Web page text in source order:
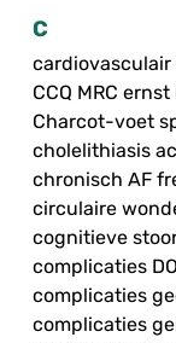
C
CCQ MRC ernst
Charcot-voet
cholelithiasis
chronisch AF
circulaire
cognitieve
complicaties
complicaties
complicaties